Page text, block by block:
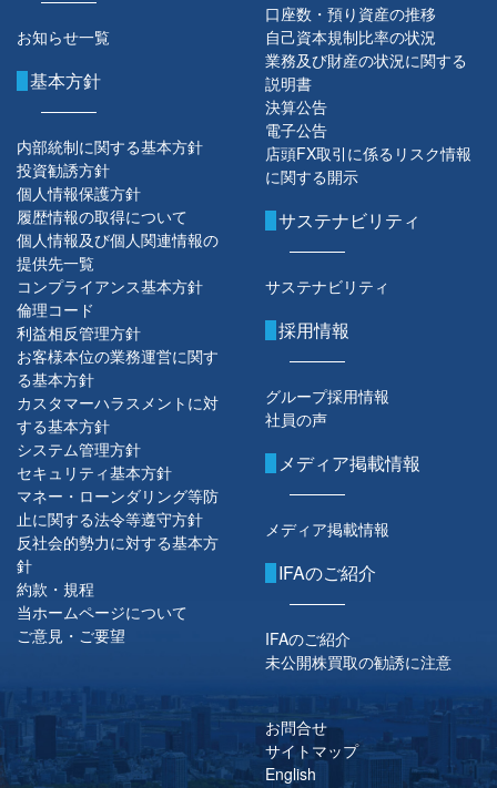
お知らせ一覧
口座数・預り資産の推移
自己資本規制比率の状況
業務及び財産の状況に関する
説明書
決算公告
電子公告
店頭FX取引に係るリスク情報
に関する開示
基本方針
内部統制に関する基本方針
投資勧誘方針
個人情報保護方針
履歴情報の取得について
個人情報及び個人関連情報の
提供先一覧
コンプライアンス基本方針
倫理コード
利益相反管理方針
お客様本位の業務運営に関す
る基本方針
カスタマーハラスメントに対
する基本方針
システム管理方針
セキュリティ基本方針
マネー・ローンダリング等防
止に関する法令等遵守方針
反社会的勢力に対する基本方
針
約款・規程
当ホームページについて
ご意見・ご要望
サステナビリティ
サステナビリティ
採用情報
グループ採用情報
社員の声
メディア掲載情報
メディア掲載情報
IFAのご紹介
IFAのご紹介
未公開株買取の勧誘に注意
お問合せ
サイトマップ
English